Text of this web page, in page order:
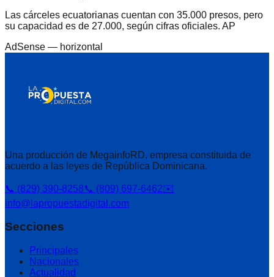
Las cárceles ecuatorianas cuentan con 35.000 presos, pero
su capacidad es de 27.000, según cifras oficiales. AP
AdSense — horizontal
Una producción de MegainfoRD, empresa constituida de
acuerdo a las leyes de República Dominicana.
📞 (829) 390-8258📞 (809) 697-6462✉️
info@lapropuestadigital.com
Secciones
Principales
Nacionales
Actualidad